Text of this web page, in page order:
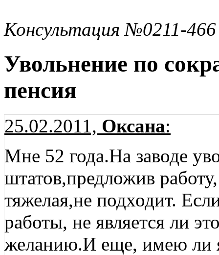
Консультация №0211-466
Увольнение по
пенсия
25.02.2011, Оксана:
Мне 52 года.На заводе
штатов,предложив
тяжелая,не подходит.
работы, не является ли
желанию.И еще, имею ли